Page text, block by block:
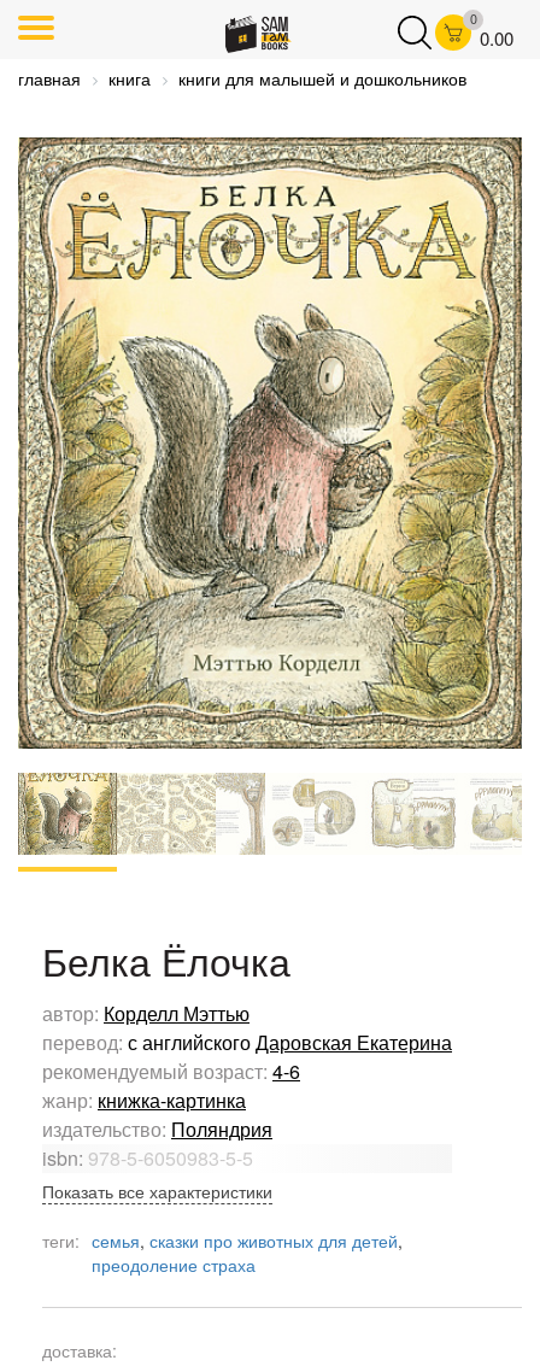
0
0.00
главная книга книги для малышей и дошкольников
Белка Ёлочка
автор: Корделл Мэттью
перевод: с английскогоДаровская Екатерина
рекомендуемый возраст: 4-6
жанр: книжка-картинка
издательство: Поляндрия
isbn: 978-5-6050983-5-5
Показать все характеристики
теги: семья, сказки про животных для детей,
преодоление страха
доставка: